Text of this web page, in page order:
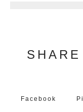
Facebook